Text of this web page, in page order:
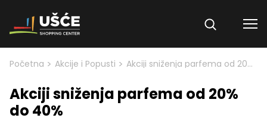
Skip to content
Početna > Akcije i Popusti > Akciji sniženja parfema od 20% do 40%
Akciji sniženja parfema od 20%
do 40%